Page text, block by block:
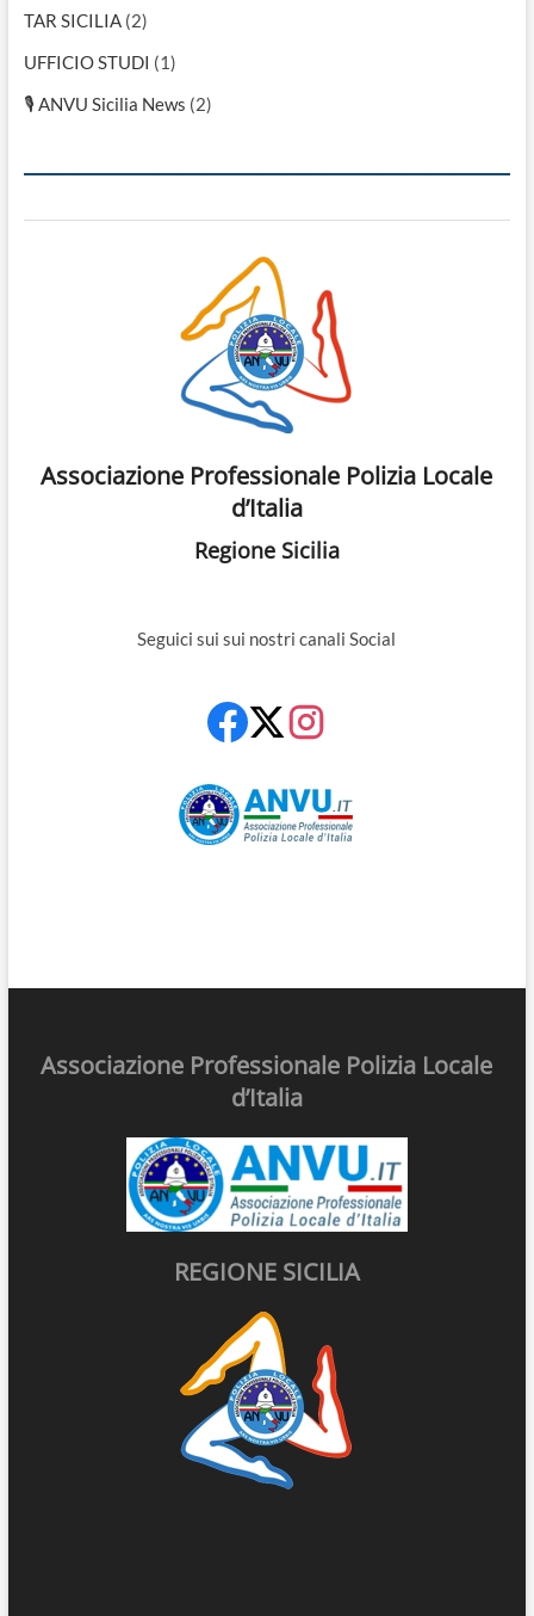
TAR SICILIA(2)
UFFICIO STUDI (1)
🎙 ANVU Sicilia News (2)
Associazione Professionale Polizia Locale
d’Italia
Regione Sicilia
Seguici sui sui nostri canali Social
Associazione Professionale Polizia Locale
d’Italia
REGIONE SICILIA